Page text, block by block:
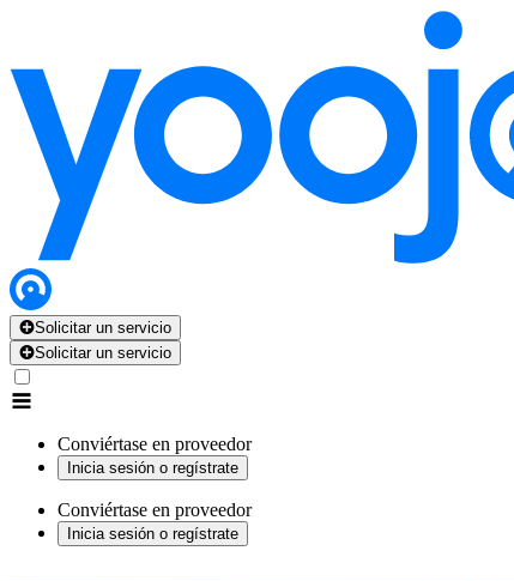
Solicitar un servicio
Solicitar un servicio
Conviértase en proveedor
Inicia sesión o regístrate
Conviértase en proveedor
Inicia sesión o regístrate